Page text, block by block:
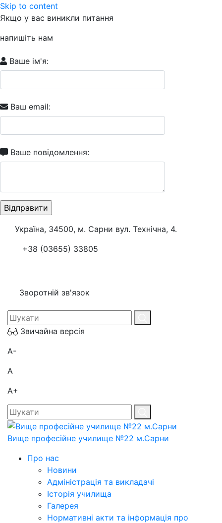
Skip to content
Якщо у вас виникли питання
напишіть нам
Ваше ім'я:
Ваш email:
Ваше повідомлення:
Україна, 34500, м. Сарни вул. Технічна, 4.
+38 (03655) 33805
Зворотній зв'язок
Звичайна версія
A-
A
A+
Вище професійне училище №22 м.Сарни
Про нас
Новини
Адміністрація та викладачі
Історія училища
Галерея
Нормативні акти та інформація про